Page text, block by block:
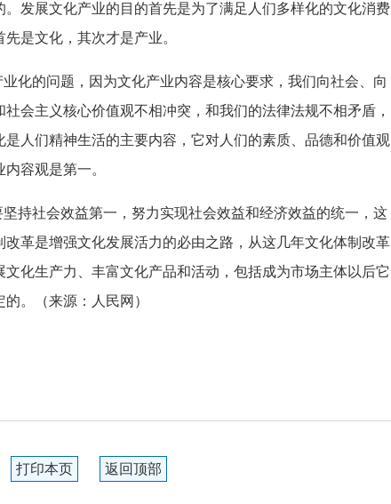
发展文化产业的目的首先是为了满足人们多样化的文化消费
是文化，其次才是产业。
化的问题，因为文化产业内容是核心要求，我们向社会、向
会主义核心价值观不相冲突，和我们的法律法规不相矛盾，
人们精神生活的主要内容，它对人们的素质、品德和价值观
容观是第一。
持社会效益第一，努力实现社会效益和经济效益的统一，这
革是增强文化发展活力的必由之路，从这几年文化体制改革
化生产力、丰富文化产品和活动，包括成为市场主体以后它
。（来源：人民网）
打印本页 返回顶部